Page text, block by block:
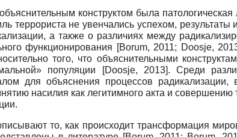
конструктом была
террориста не увенчались успехом,
а также о различиях между
функционирования [Borum, 2011; Doosje,
того, что объяснительными
популяции
[Doosje, 2013]. Среди
для объяснения процессов
насилия как легитимного акта и совершению
то, как происходит трансформация